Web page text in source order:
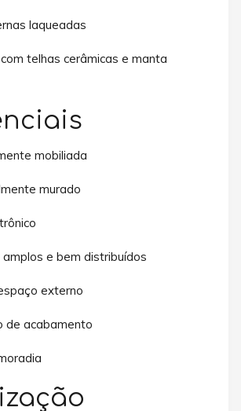
laqueadas
telhas cerâmicas e manta
mobiliada
murado
e bem distribuídos
externo
de acabamento